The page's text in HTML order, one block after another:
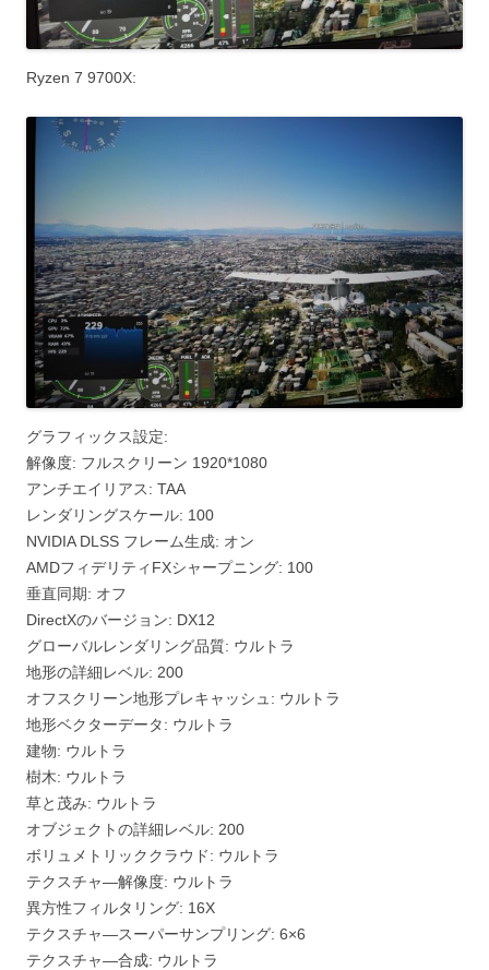
Ryzen 7 9700X:
グラフィックス設定:
解像度: フルスクリーン 1920*1080
アンチエイリアス: TAA
レンダリングスケール: 100
NVIDIA DLSS フレーム生成: オン
AMDフィデリティFXシャープニング: 100
垂直同期: オフ
DirectXのバージョン: DX12
グローバルレンダリング品質: ウルトラ
地形の詳細レベル: 200
オフスクリーン地形プレキャッシュ: ウルトラ
地形ベクターデータ: ウルトラ
建物: ウルトラ
樹木: ウルトラ
草と茂み: ウルトラ
オブジェクトの詳細レベル: 200
ボリュメトリッククラウド: ウルトラ
テクスチャ―解像度: ウルトラ
異方性フィルタリング: 16X
テクスチャ―スーパーサンプリング: 6×6
テクスチャ―合成: ウルトラ